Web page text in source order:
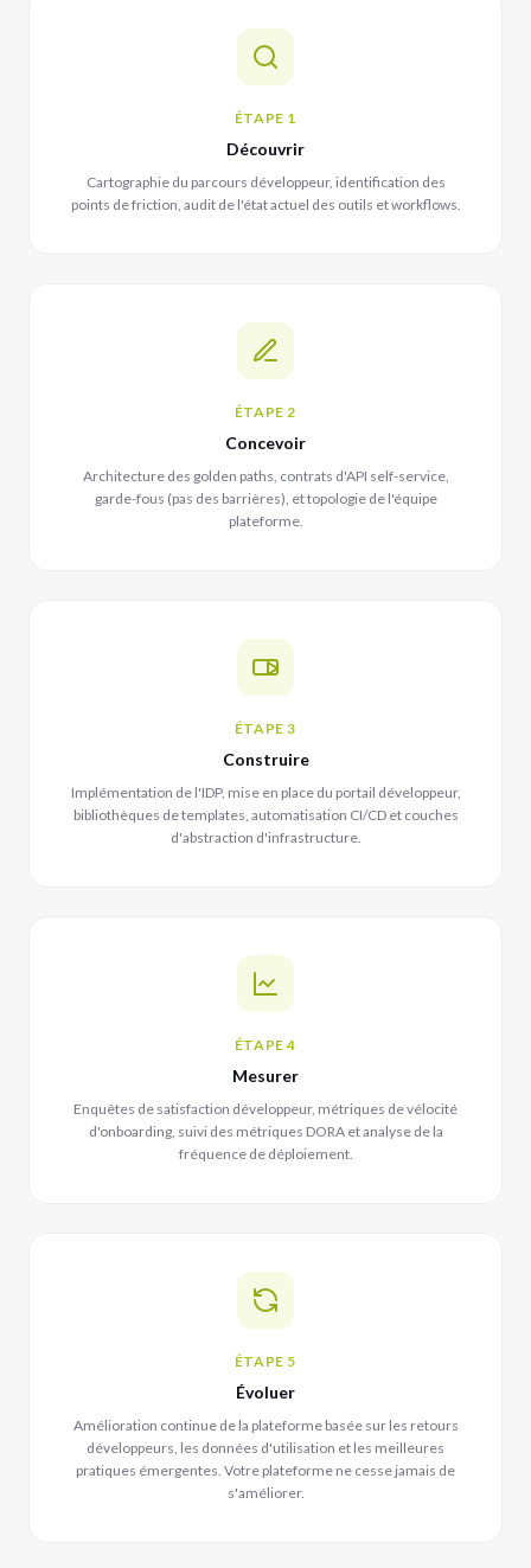
ÉTAPE 1
Découvrir
Cartographie du parcours développeur, identification des
points de friction, audit de l'état actuel des outils et workflows.
ÉTAPE 2
Concevoir
Architecture des golden paths, contrats d'API self-service,
garde-fous (pas des barrières), et topologie de l'équipe
plateforme.
ÉTAPE 3
Construire
Implémentation de l'IDP, mise en place du portail développeur,
bibliothèques de templates, automatisation CI/CD et couches
d'abstraction d'infrastructure.
ÉTAPE 4
Mesurer
Enquêtes de satisfaction développeur, métriques de vélocité
d'onboarding, suivi des métriques DORA et analyse de la
fréquence de déploiement.
ÉTAPE 5
Évoluer
Amélioration continue de la plateforme basée sur les retours
développeurs, les données d'utilisation et les meilleures
pratiques émergentes. Votre plateforme ne cesse jamais de
s'améliorer.